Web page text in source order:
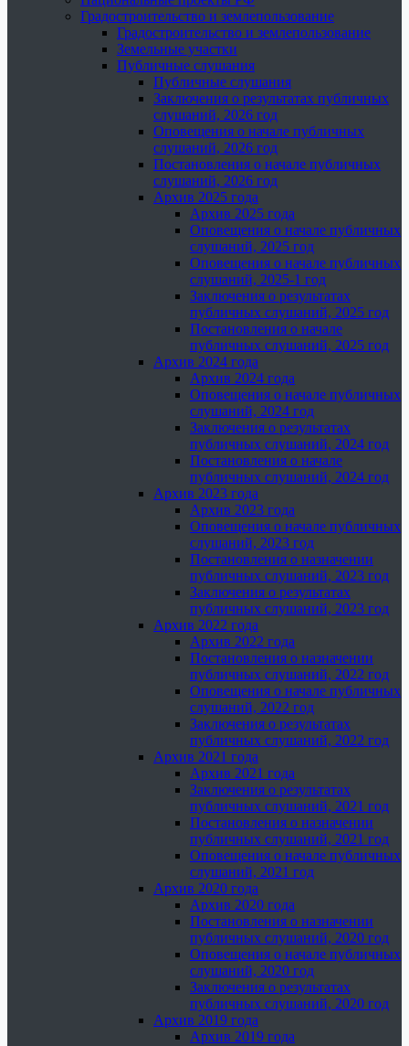
Градостроительство и землепользование
Градостроительство и землепользование
Земельные участки
Публичные слушания
Публичные слушания
Заключения о результатах публичных
слушаний, 2026 год
Оповещения о начале публичных
слушаний, 2026 год
Постановления о начале публичных
слушаний, 2026 год
Архив 2025 года
Архив 2025 года
Оповещения о начале публичных
слушаний, 2025 год
Оповещения о начале публичных
слушаний, 2025-1 год
Заключения о результатах
публичных слушаний, 2025 год
Постановления о начале
публичных слушаний, 2025 год
Архив 2024 года
Архив 2024 года
Оповещения о начале публичных
слушаний, 2024 год
Заключения о результатах
публичных слушаний, 2024 год
Постановления о начале
публичных слушаний, 2024 год
Архив 2023 года
Архив 2023 года
Оповещения о начале публичных
слушаний, 2023 год
Постановления о назначении
публичных слушаний, 2023 год
Заключения о результатах
публичных слушаний, 2023 год
Архив 2022 года
Архив 2022 года
Постановления о назначении
публичных слушаний, 2022 год
Оповещения о начале публичных
слушаний, 2022 год
Заключения о результатах
публичных слушаний, 2022 год
Архив 2021 года
Архив 2021 года
Заключения о результатах
публичных слушаний, 2021 год
Постановления о назначении
публичных слушаний, 2021 год
Оповещения о начале публичных
слушаний, 2021 год
Архив 2020 года
Архив 2020 года
Постановления о назначении
публичных слушаний, 2020 год
Оповещения о начале публичных
слушаний, 2020 год
Заключения о результатах
публичных слушаний, 2020 год
Архив 2019 года
Архив 2019 года